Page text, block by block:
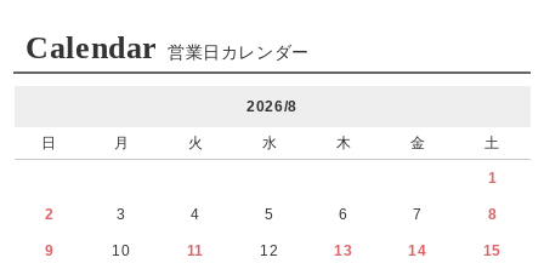
Calendar 営業日カレンダー
2026/8
日 月 火 水 木 金 土
1
2 3 4 5 6 7 8
9 10 11 12 13 14 15